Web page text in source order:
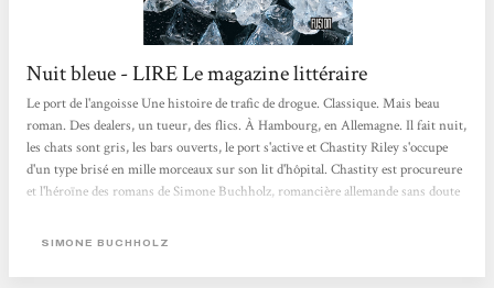
Nuit bleue - LIRE Le magazine littéraire
Le port de l'angoisse Une histoire de trafic de drogue. Classique. Mais beau
roman. Des dealers, un tueur, des flics. À Hambourg, en Allemagne. Il fait nuit,
les chats sont gris, les bars ouverts, le port s'active et Chastity Riley s'occupe
d'un type brisé en mille morceaux sur son lit d'hôpital. Chastity est procureure
et l'héroïne des romans de Simone Buchholz, romancière allemande sans doute
personnages et des décors davantage que des intrigues spectaculaires. Après
SIMONE BUCHHOLZ